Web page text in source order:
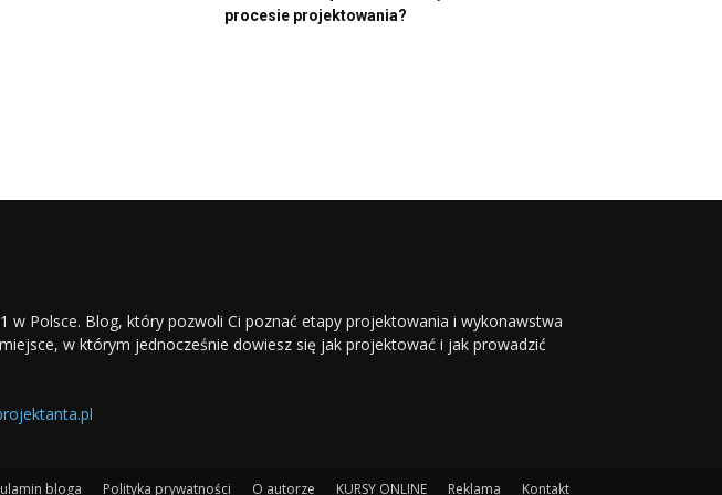
procesie projektowania?
w Polsce. Blog, który pozwoli Ci poznać etapy projektowania i wykonawstwa
w którym jednocześnie dowiesz się jak projektować i jak prowadzić
bloga Polityka prywatności O autorze KURSY ONLINE Reklama Kontakt